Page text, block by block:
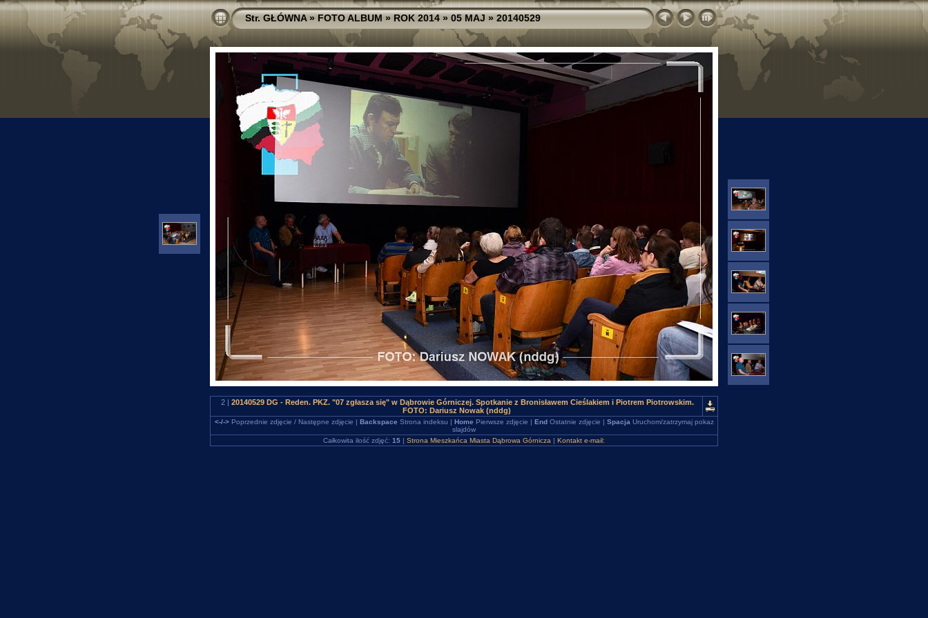
Str. GŁÓWNA»FOTO ALBUM»ROK 2014»05 MAJ»20140529
2 | 20140529 DG - Reden. PKZ. "07 zgłasza się" w Dąbrowie Górniczej. Spotkanie z Bronisławem Cieślakiem i Piotrem Piotrowskim.
FOTO: Dariusz Nowak (nddg)
<-/->Poprzednie zdjęcie / Następne zdjęcie | Backspace Strona indeksu | Home Pierwsze zdjęcie | EndOstatnie zdjęcie | Spacja Uruchom/zatrzymaj pokaz
slajdów
Całkowita ilość zdjęć: 15 | Strona Mieszkańca Miasta Dąbrowa Górnicza | Kontakt e-mail: